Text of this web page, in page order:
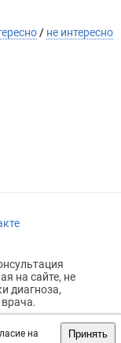
на
Принять
/ не интересно
на сайте, не
диагноза,